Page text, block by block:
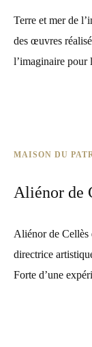
Terre et mer de
des œuvres
l’imaginaire pour
MAISON DU
Aliénor de
Aliénor de Cellès
directrice
Forte d’une